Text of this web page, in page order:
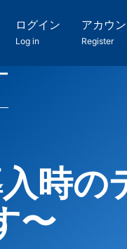
ログイン
Log in
アカウ
Register
時の
〜